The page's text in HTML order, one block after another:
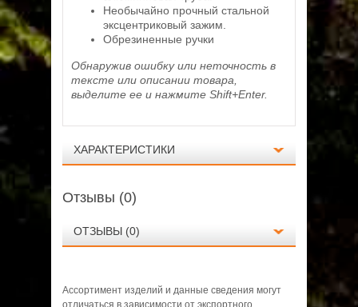
Необычайно прочный стальной
эксцентриковый зажим.
Обрезиненные ручки
Обнаружив ошибку или неточность в
тексте или описании товара,
выделите ее и нажмите Shift+Enter.
ХАРАКТЕРИСТИКИ
Технические данные
Отзывы (0)
ОТЗЫВЫ (0)
Ассортимент изделий и данные сведения могут
отличаться в зависимости от экспортного